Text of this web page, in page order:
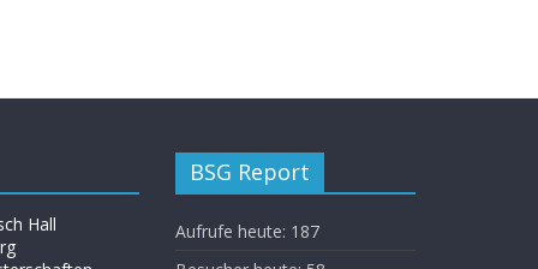
Hall
BSG Report
Aufrufe heute: 187